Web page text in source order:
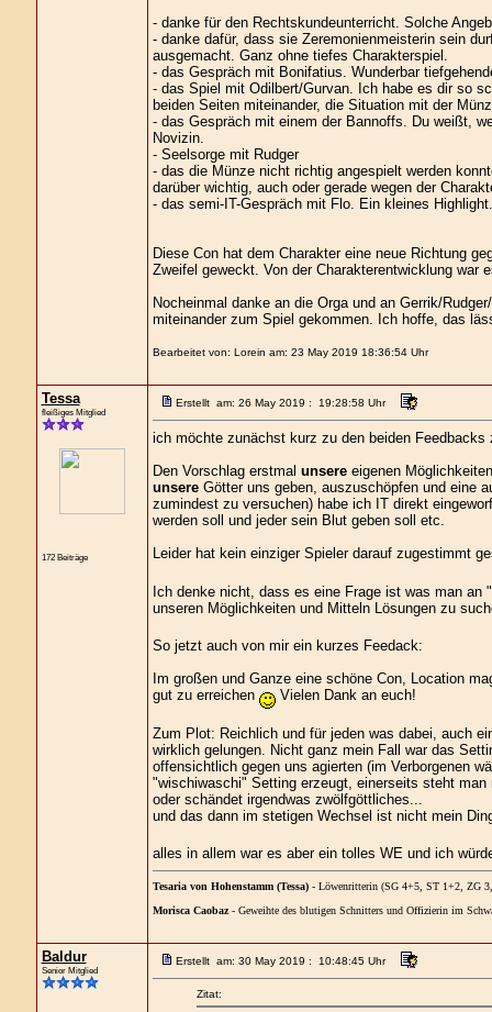
- danke für den Rechtskundeunterricht. Solche
- danke dafür, dass sie Zeremonienmeisterin sein
ausgemacht. Ganz ohne tiefes Charakterspiel.
- das Gespräch mit Bonifatius. Wunderbar
- das Spiel mit Odilbert/Gurvan. Ich habe es dir so
beiden Seiten miteinander, die Situation mit der
- das Gespräch mit einem der Bannoffs. Du weißt,
Novizin.
- Seelsorge mit Rudger
- das die Münze nicht richtig angespielt werden
darüber wichtig, auch oder gerade wegen der
- das semi-IT-Gespräch mit Flo. Ein kleines
Diese Con hat dem Charakter eine neue Richtung
Zweifel geweckt. Von der Charakterentwicklung war
Nocheinmal danke an die Orga und an Gerrik/
miteinander zum Spiel gekommen. Ich hoffe, das
Bearbeitet von: Lorein am: 23 May 2019 18:36:54 Uhr
Tessa
fleißiges Mitglied
172 Beiträge
Erstellt am: 26 May 2019 : 19:28:58 Uhr
ich möchte zunächst kurz zu den beiden Feedbacks
Den Vorschlag erstmal unsereeigenen
unsereGötter uns geben, auszuschöpfen und eine
zumindest zu versuchen) habe ich IT direkt
werden soll und jeder sein Blut geben soll etc.
Leider hat kein einziger Spieler darauf zugestimmt
Ich denke nicht, dass es eine Frage ist was man an
unseren Möglichkeiten und Mitteln Lösungen zu
So jetzt auch von mir ein kurzes Feedack:
Im großen und Ganze eine schöne Con, Location
gut zu erreichen
Vielen Dank an euch!
Zum Plot: Reichlich und für jeden was dabei, auch
wirklich gelungen. Nicht ganz mein Fall war das
offensichtlich gegen uns agierten (im Verborgenen
"wischiwaschi" Setting erzeugt, einerseits steht
oder schändet irgendwas zwölfgöttliches...
und das dann im stetigen Wechsel ist nicht mein
alles in allem war es aber ein tolles WE und ich
Tesaria von Hohenstamm (Tessa)- Löwenritterin (SG 4+5, ST 1+2, ZG
Morisca Caobaz- Geweihte des blutigen Schnitters und Offizierin im
Baldur
Senior Mitglied
Erstellt am: 30 May 2019 : 10:48:45 Uhr
Zitat: